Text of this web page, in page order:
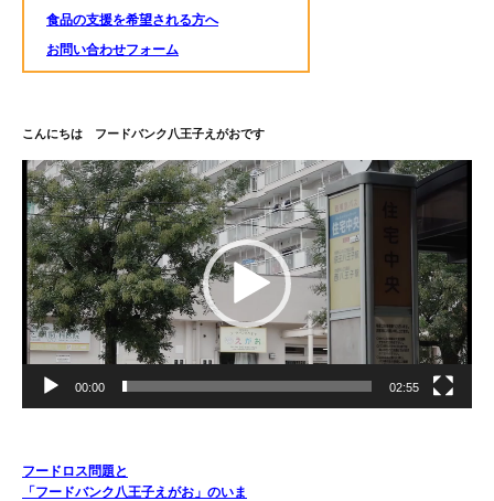
食品の支援を希望される方へ
お問い合わせフォーム
こんにちは フードバンク八王子えがおです
動
画
プ
レ
ー
ヤ
ー
00:00 02:55
フードロス問題と
「フードバンク八王子えがお」のいま